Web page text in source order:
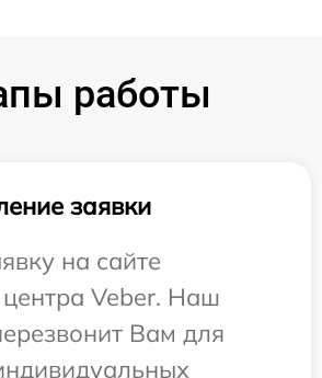
работы
заявки
на сайте
центра Veber. Наш
Вам для